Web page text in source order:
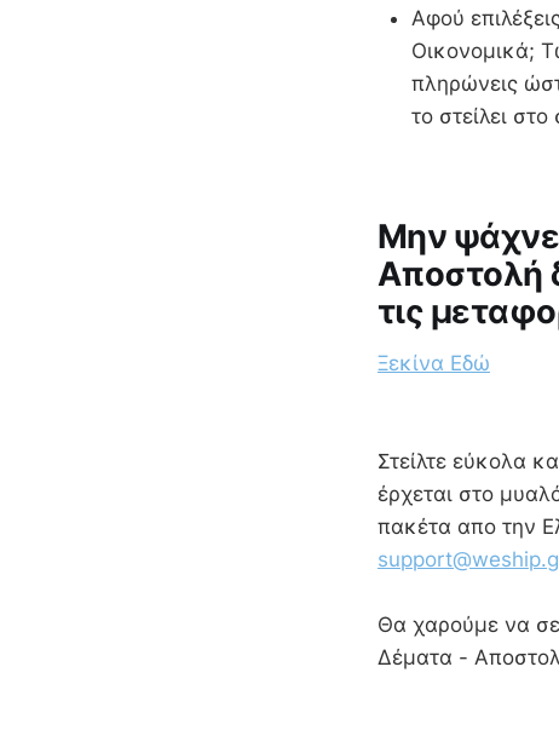
Αφού
Οικονομικά;
πληρώνεις
το στείλει
Μην
Αποστολή
τις
Ξεκίνα Εδώ
Στείλτε εύκολα
έρχεται στο
πακέτα απο την
Θα χαρούμε να σε
Δέματα -